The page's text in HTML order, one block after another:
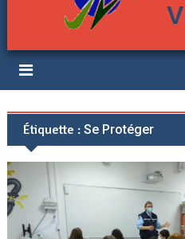
Collège
Vittel
Étiquette : Se Protéger